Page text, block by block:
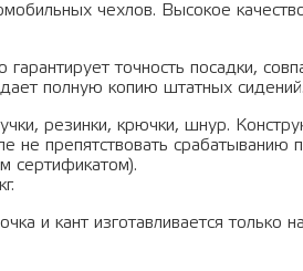
чехлов. Высокое
точность посадки,
полную копию штатных сидений.
резинки, крючки, шнур.
не препятствовать
сертификатом).
кант изготавливается только